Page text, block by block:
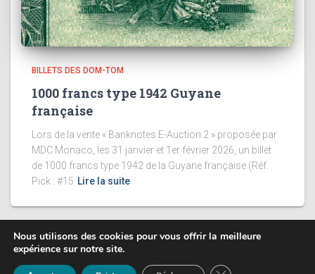
BILLETS DES DOM-TOM
1000 francs type 1942 Guyane
française
Lors de la vente « Banknotes E-Auction 2 » proposée par
MDC Monaco, les 31 janvier et 1er février 2026, un billet
de 1000 francs type 1942 de la Guyane française (Réf.
Pick : #15 Lire la suite
Nous utilisons des cookies pour vous offrir la meilleure
expérience sur notre site.